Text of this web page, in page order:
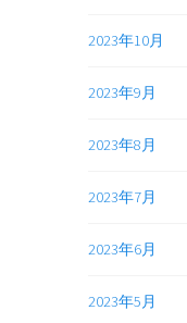
2023年10月
2023年9月
2023年8月
2023年7月
2023年6月
2023年5月